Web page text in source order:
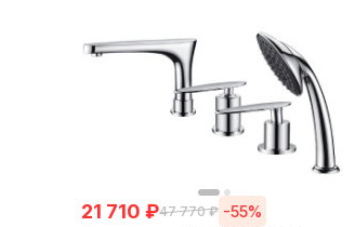
21 710 ₽47 770 ₽ -55%